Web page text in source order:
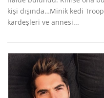
kişi dışında…Minik kedi
kardeşleri ve annesi...